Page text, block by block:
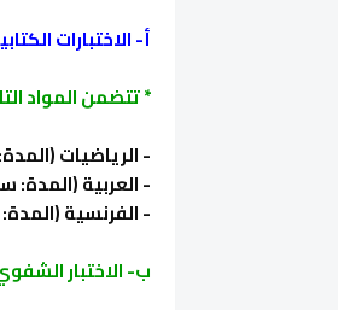
أ- الاختبارات
* تتضمن المواد
- الرياضيات (المدة: 3 ساعات - المعامل 3)؛
- العربية (المدة:
- الفرنسية
ب- الاختبار